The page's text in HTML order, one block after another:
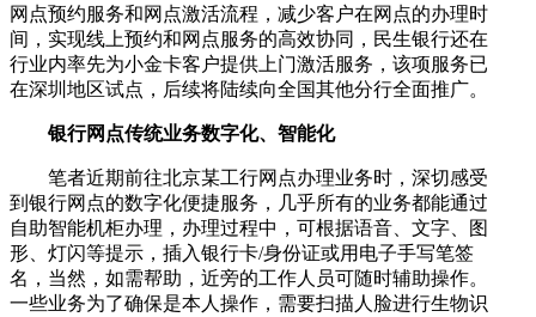
网点预约服务和网点激活流程，减少客户在网点的办理时
间，实现线上预约和网点服务的高效协同，民生银行还在
行业内率先为小金卡客户提供上门激活服务，该项服务已
在深圳地区试点，后续将陆续向全国其他分行全面推广。
银行网点传统业务数字化、智能化
笔者近期前往北京某工行网点办理业务时，深切感受
到银行网点的数字化便捷服务，几乎所有的业务都能通过
自助智能机柜办理，办理过程中，可根据语音、文字、图
形、灯闪等提示，插入银行卡/身份证或用电子手写笔签
名，当然，如需帮助，近旁的工作人员可随时辅助操作。
一些业务为了确保是本人操作，需要扫描人脸进行生物识